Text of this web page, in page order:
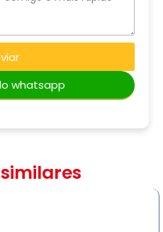
whatsapp